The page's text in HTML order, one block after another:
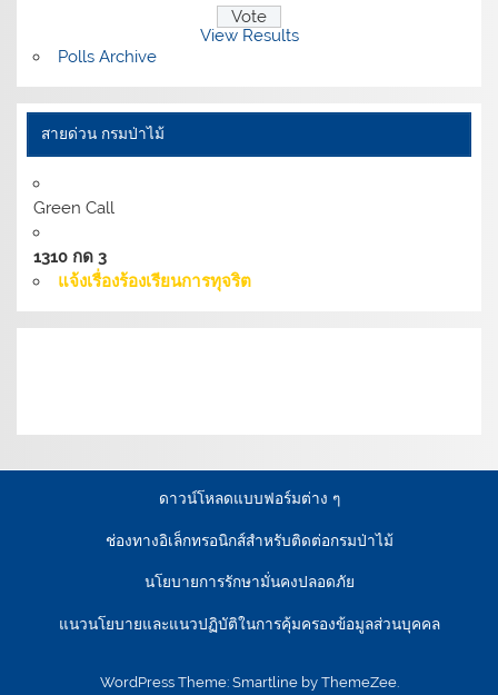
View Results
Polls Archive
สายด่วน กรมป่าไม้
Green Call
1310 กด 3
แจ้งเรื่องร้องเรียนการทุจริต
ดาวน์โหลดแบบฟอร์มต่าง ๆ
ช่องทางอิเล็กทรอนิกส์สำหรับติดต่อกรมป่าไม้
นโยบายการรักษามั่นคงปลอดภัย
แนวนโยบายและแนวปฏิบัติในการคุ้มครองข้อมูลส่วนบุคคล
WordPress Theme: Smartline by ThemeZee.